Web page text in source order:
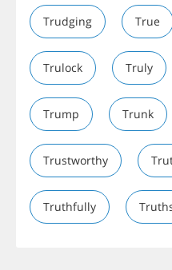
Trudging True
Trulock Truly
Trump Trunk
Trustworthy
Truthfully